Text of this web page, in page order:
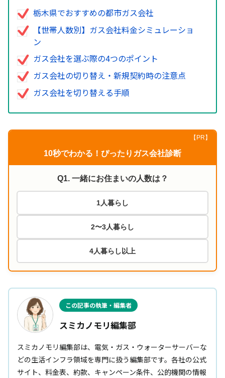
栃木県でおすすめの都市ガス会社
【世帯人数別】ガス会社料金シミュレーショ
ン
ガス会社を選ぶ際の4つのポイント
ガス会社の切り替え・新規契約時の注意点
ガス会社を切り替える手順
【PR】
10秒でわかる！ぴったりガス会社診断
Q1. 一緒にお住まいの人数は？
1人暮らし
2〜3人暮らし
4人暮らし以上
この記事の執筆・編集者
スミカノモリ編集部
スミカノモリ編集部は、電気・ガス・ウォーターサーバーな
どの生活インフラ領域を専門に扱う編集部です。各社の公式
サイト、料金表、約款、キャンペーン条件、公的機関の情報